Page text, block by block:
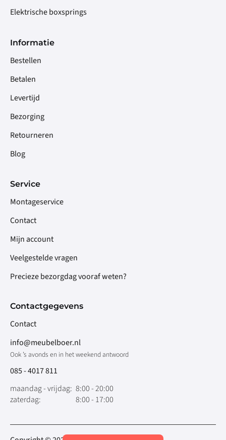
Informatie
Bestellen
Betalen
Levertijd
Bezorging
Retourneren
Blog
Service
Montageservice
Contact
Mijn account
Veelgestelde vragen
Precieze bezorgdag vooraf weten?
Contactgegevens
Contact
info@meubelboer.nl
Ook ’s avonds en in het weekend antwoord
085 - 4017 811
maandag - vrijdag:
zaterdag:
8:00 - 20:00
8:00 - 17:00
Elektrische boxsprings